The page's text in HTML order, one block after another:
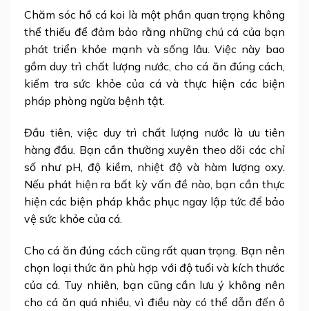
Chăm sóc hồ cá koi là một phần quan trọng không
thể thiếu để đảm bảo rằng những chú cá của bạn
phát triển khỏe mạnh và sống lâu. Việc này bao
gồm duy trì chất lượng nước, cho cá ăn đúng cách,
kiểm tra sức khỏe của cá và thực hiện các biện
pháp phòng ngừa bệnh tật.
Đầu tiên, việc duy trì chất lượng nước là ưu tiên
hàng đầu. Bạn cần thường xuyên theo dõi các chỉ
số như pH, độ kiềm, nhiệt độ và hàm lượng oxy.
Nếu phát hiện ra bất kỳ vấn đề nào, bạn cần thực
hiện các biện pháp khắc phục ngay lập tức để bảo
vệ sức khỏe của cá.
Cho cá ăn đúng cách cũng rất quan trọng. Bạn nên
chọn loại thức ăn phù hợp với độ tuổi và kích thước
của cá. Tuy nhiên, bạn cũng cần lưu ý không nên
cho cá ăn quá nhiều, vì điều này có thể dẫn đến ô